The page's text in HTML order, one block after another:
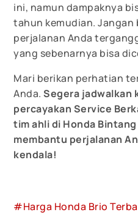
ini, namun dampaknya
tahun kemudian. Jangan
perjalanan Anda
yang sebenarnya bisa
Mari berikan perhatian
Anda.Segera jadwalkan
percayakan Service
tim ahli di Honda
membantu perjalanan
kendala!
#Harga Honda Brio